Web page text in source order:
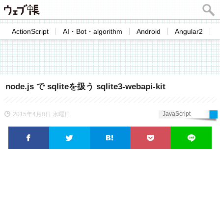
ActionScript AI・Bot・algorithm Android Angular2
node.js で sqliteを扱う sqlite3-webapi-kit
2015年4月8日 水曜日 JavaScript